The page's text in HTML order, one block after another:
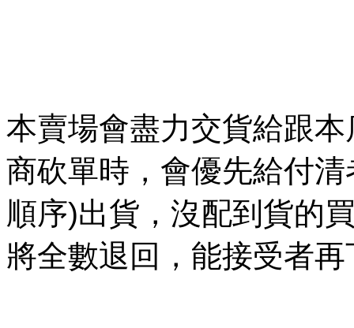
本賣場會盡力交貨給跟
商砍單時，會優先給付
順序)出貨，沒配到貨的
將全數退回，能接受者再